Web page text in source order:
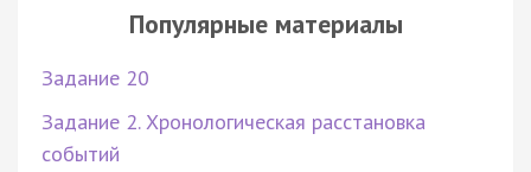
Популярные материалы
Задание 20
Задание 2. Хронологическая расстановка
событий